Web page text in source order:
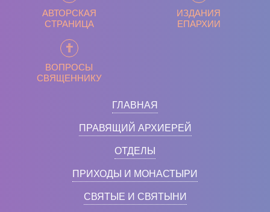
АВТОРСКАЯ
СТРАНИЦА
ИЗДАНИЯ
ЕПАРХИИ
ВОПРОСЫ
СВЯЩЕННИКУ
ГЛАВНАЯ
ПРАВЯЩИЙ АРХИЕРЕЙ
ОТДЕЛЫ
ПРИХОДЫ И МОНАСТЫРИ
СВЯТЫЕ И СВЯТЫНИ